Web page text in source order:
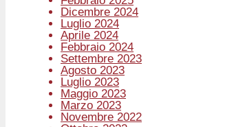
Dicembre 2024
Luglio 2024
Aprile 2024
Febbraio 2024
Settembre 2023
Agosto 2023
Luglio 2023
Maggio 2023
Marzo 2023
Novembre 2022